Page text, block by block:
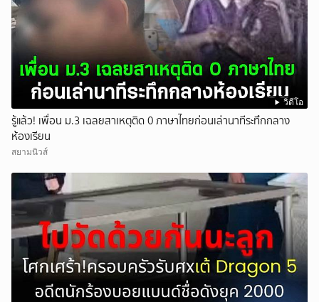
วิดีโอ
รู้แล้ว! เพื่อน ม.3 เฉลยสาเหตุติด 0 ภาษาไทยก่อนเล่านาทีระทึกกลาง
ห้องเรียน
สยามนิวส์